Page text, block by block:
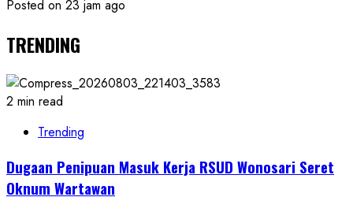
Posted on 23 jam ago
TRENDING
2 min read
Trending
Dugaan Penipuan Masuk Kerja RSUD Wonosari Seret
Oknum Wartawan